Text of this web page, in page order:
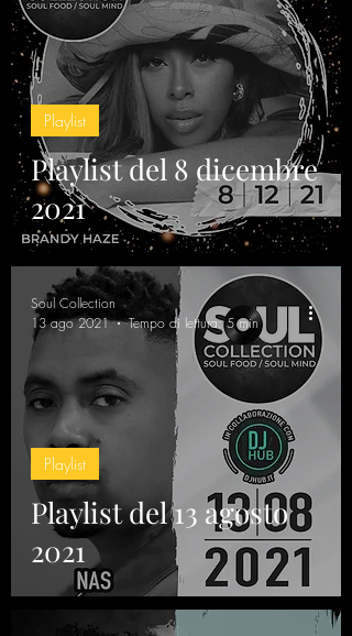
Playlist del 8 dicembre
2021
Playlist
Playlist del 13 agosto
2021
Playlist
Soul Collection
13 ago 2021
Tempo di lettura: 5 min